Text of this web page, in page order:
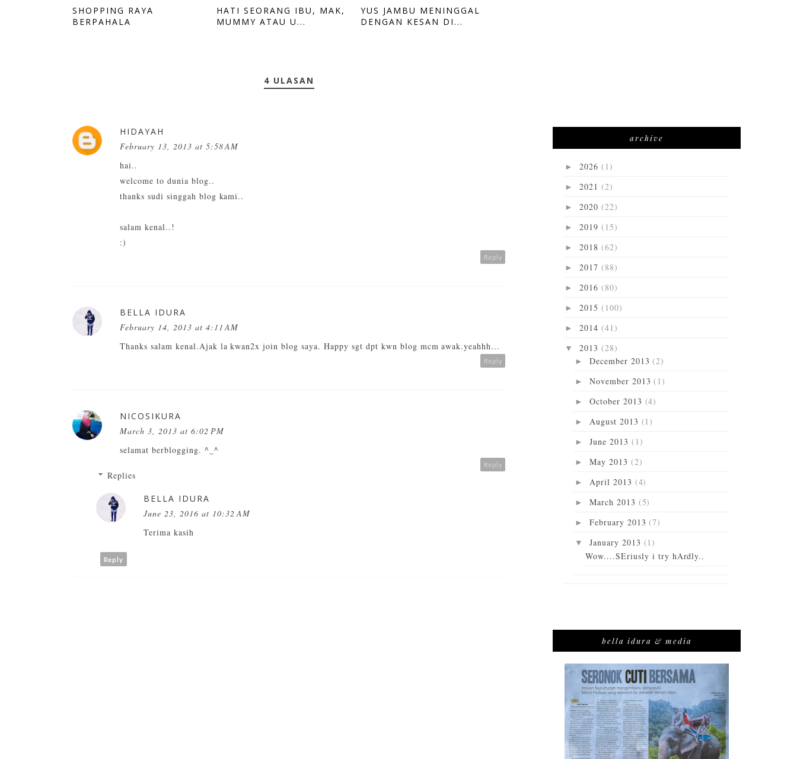
SHOPPING RAYA
BERPAHALA
HATI SEORANG IBU, MAK,
MUMMY ATAU U...
YUS JAMBU MENINGGAL
DENGAN KESAN DI...
4 ULASAN
HIDAYAH
February 13, 2013 at 5:58 AM
hai..
welcome to dunia blog..
thanks sudi singgah blog kami..
salam kenal..!
:)
Reply
BELLA IDURA
February 14, 2013 at 4:11 AM
Thanks salam kenal.Ajak la kwan2x join blog saya. Happy sgt dpt kwn blog mcm awak.yeahhh...
Reply
NICOSIKURA
March 3, 2013 at 6:02 PM
selamat berblogging. ^_^
Reply
Replies
BELLA IDURA
June 23, 2016 at 10:32 AM
Terima kasih
Reply
archive
► 2026 (1)
► 2021 (2)
► 2020 (22)
► 2019 (15)
► 2018 (62)
► 2017 (88)
► 2016 (80)
► 2015 (100)
► 2014 (41)
▼ 2013 (28)
► December 2013(2)
► November 2013(1)
► October 2013 (4)
► August 2013 (1)
► June 2013 (1)
► May 2013 (2)
► April 2013 (4)
► March 2013 (5)
► February 2013(7)
▼ January 2013 (1)
Wow....SEriusly i try hArdly..
bella idura & media